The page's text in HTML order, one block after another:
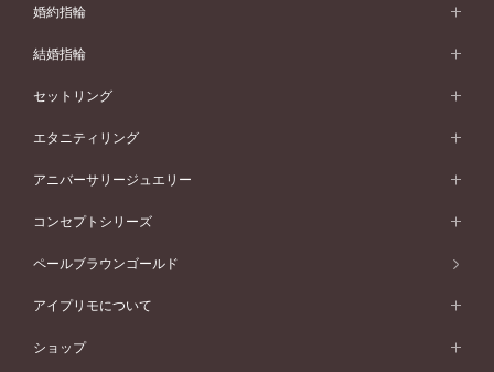
婚約指輪
婚約指輪 (エンゲージリング)
婚約指輪一覧
ピンクゴールド
ペールブラウンゴールド
ウェーブライン
V字ライン
ワンサイドメレ
ダブルサイドメレ
シンプル
フェミニン
モード
50万円台～
40万円台～
婚約指輪 人気ランキング
結婚指輪
結婚指輪 (マリッジリング)
結婚指輪一覧
ピンクゴールド
ペールブラウンゴールド
ウェーブライン
V字ライン
ワンメレ
セベラルメレ
シンプル
フェミニン
50万円～
セットリング
セットリング
セットリング一覧
ピンクゴールド
ペールブラウンゴールド
エタニティリング
エタニティリング
エタニティリング一覧
ピンクゴールド
アニバーサリージュエリー
アニバーサリージュエリー
アニバーサリージュエリー一覧
ファッションリング
コンセプトシリーズ
コンセプトシリーズ
オリジンビリーフ
ペールブラウンゴールド
アイプリモについて
アイプリモについて
ショップ